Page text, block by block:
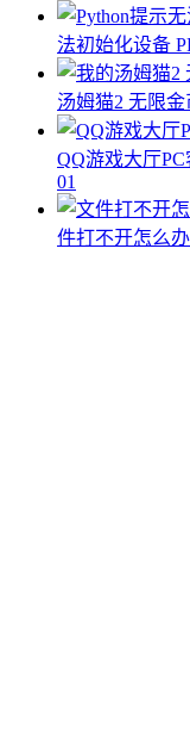
法初始化设备
汤姆猫2 无限金
QQ游戏大厅PC
01
件打不开怎么